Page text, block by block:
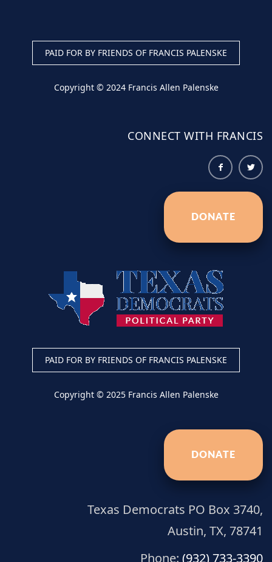
PAID FOR BY FRIENDS OF FRANCIS PALENSKE
Copyright © 2024 Francis Allen Palenske
CONNECT WITH FRANCIS
DONATE
PAID FOR BY FRIENDS OF FRANCIS PALENSKE
Copyright © 2025 Francis Allen Palenske
DONATE
Texas Democrats PO Box 3740,
Austin, TX, 78741
Phone: (932) 733-3390